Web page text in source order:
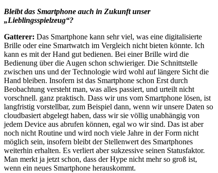
Bleibt das Smartphone auch in Zukunft unser
„Lieblingsspielzeug“?
Gatterer: Das Smartphone kann sehr viel, was eine digitalisierte
Brille oder eine Smartwatch im Vergleich nicht bieten könnte. Ich
kann es mit der Hand gut bedienen. Bei einer Brille wird die
Bedienung über die Augen schon schwieriger. Die Schnittstelle
zwischen uns und der Technologie wird wohl auf längere Sicht die
Hand bleiben. Insofern ist das Smartphone schon Erst durch
Beobachtung versteht man, was alles passiert, und urteilt nicht
vorschnell. ganz praktisch. Dass wir uns vom Smartphone lösen, ist
langfristig vorstellbar, zum Beispiel dann, wenn wir unsere Daten so
cloudbasiert abgelegt haben, dass wir sie völlig unabhängig von
jedem Device aus abrufen können, egal wo wir sind. Das ist aber
noch nicht Routine und wird noch viele Jahre in der Form nicht
möglich sein, insofern bleibt der Stellenwert des Smartphones
weiterhin erhalten. Es verliert aber sukzessive seinen Statusfaktor.
Man merkt ja jetzt schon, dass der Hype nicht mehr so groß ist,
wenn ein neues Smartphone herauskommt.